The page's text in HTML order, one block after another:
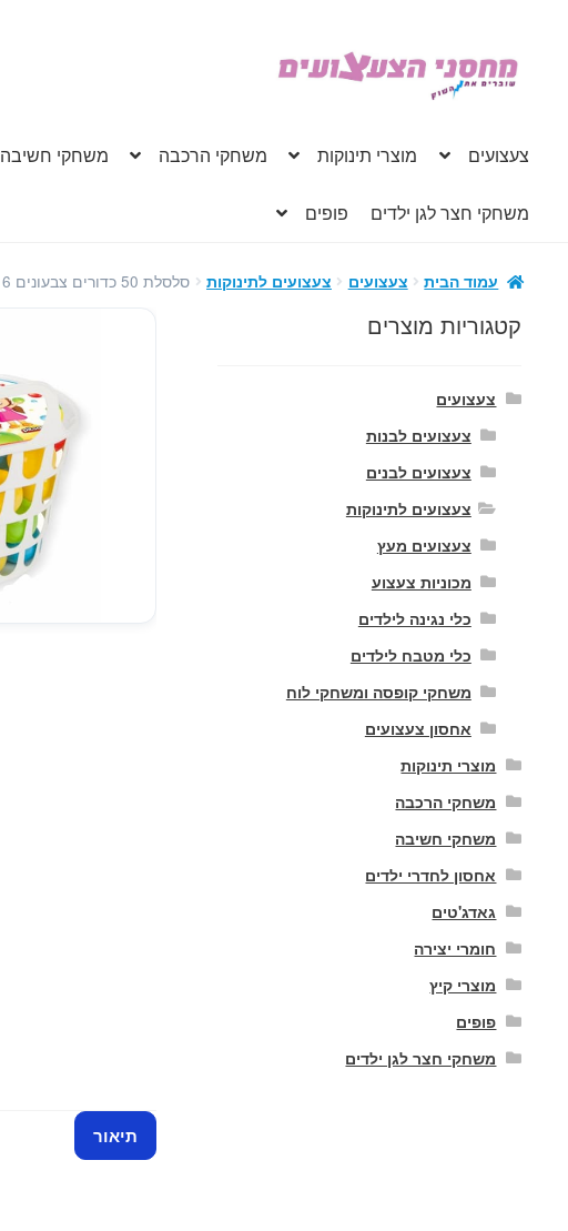
דלג
לניווט
לדלג
לתוכן
צעצועים מוצרי תינוקות משחקי הרכבה משחקי חשיבה
משחקי חצר לגן ילדים פופים
עמוד הבית צעצועים צעצועים לתינוקות סלסלת 50 כדורים צבעונים 6 ס"מ לאוהל ובריכה
ובריכה
תיאור
קטגוריות מוצרים
צעצועים
צעצועים לבנות
צעצועים לבנים
צעצועים לתינוקות
צעצועים מעץ
מכוניות צעצוע
כלי נגינה לילדים
כלי מטבח לילדים
משחקי קופסה ומשחקי לוח
אחסון צעצועים
מוצרי תינוקות
משחקי הרכבה
משחקי חשיבה
אחסון לחדרי ילדים
גאדג'טים
חומרי יצירה
מוצרי קיץ
פופים
משחקי חצר לגן ילדים